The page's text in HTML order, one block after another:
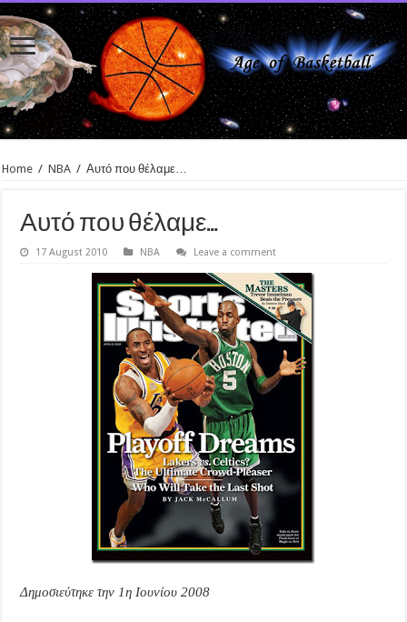
Home / NBA / Αυτό που θέλαμε…
Αυτό που θέλαμε…
17 August 2010 NBA Leave a comment
Δημοσιεύτηκε την 1η Ιουνίου 2008